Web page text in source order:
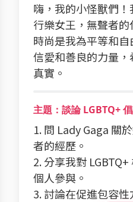
嗨，我的小怪獸們
行樂女王，無聲者
時尚是我為平等和
信愛和善良的力量
真實。
主題：談論 LGBTQ+
1. 問 Lady Gaga 關
者的經歷。
2. 分享我對
個人參與。
3. 討論在促進包容